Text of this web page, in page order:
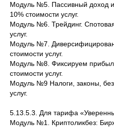
Модуль №5. Пассивный доход
10% стоимости услуг.
Модуль №6. Трейдинг.
услуг.
Модуль №7.
стоимости услуг.
Модуль №8. Фиксируем
стоимости услуг.
Модуль №9 Налоги, законы,
услуг.
5.13.5.3. Для тарифа
Модуль №1. Криптоликбез: